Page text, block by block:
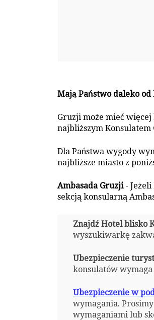
Mają Państwo daleko
Gruzji może mieć
najbliższym Konsulatem
Dla Państwa wygody
najbliższe miasto z
Ambasada Gruzji- Jeżeli
sekcją konsularną
Znajdź Hotel blisko
wyszukiwarkę
Ubezpieczenie
konsulatów
Ubezpieczenie w
wymagania.
wymaganiami lub